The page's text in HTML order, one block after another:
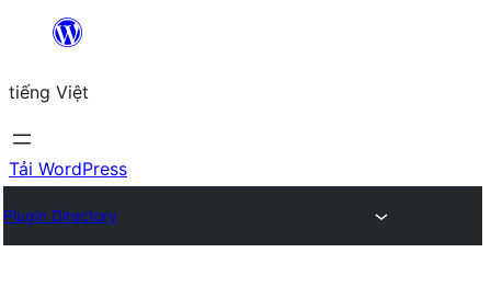
Chuyển
phần
nội
dung
tiếng Việt
Tải WordPress
Plugin Directory